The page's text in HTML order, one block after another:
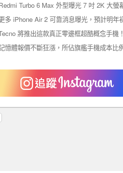
將推出這款真正零邊框超酷概念手機！